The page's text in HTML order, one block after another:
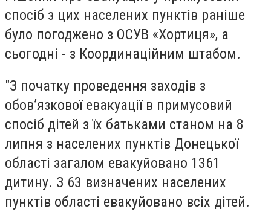
спосіб з цих населених пунктів раніше
було погоджено з ОСУВ «Хортиця», а
сьогодні - з Координаційним штабом.
"З початку проведення заходів з
обов’язкової евакуації в примусовий
спосіб дітей з їх батьками станом на 8
липня з населених пунктів Донецької
області загалом евакуйовано 1361
дитину. З 63 визначених населених
пунктів області евакуйовано всіх дітей.